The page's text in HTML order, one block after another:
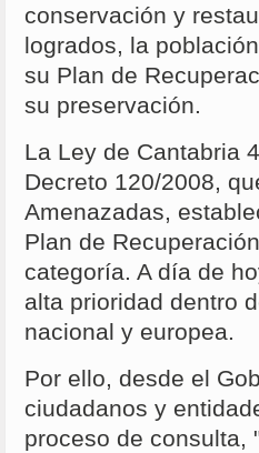
conservación y
logrados, la
su Plan de
su preservación.
La Ley de Cantabria
Decreto 120/2008,
Amenazadas,
Plan de
categoría. A día de
alta prioridad dentro
nacional y europea.
Por ello, desde el
ciudadanos y
proceso de consulta,